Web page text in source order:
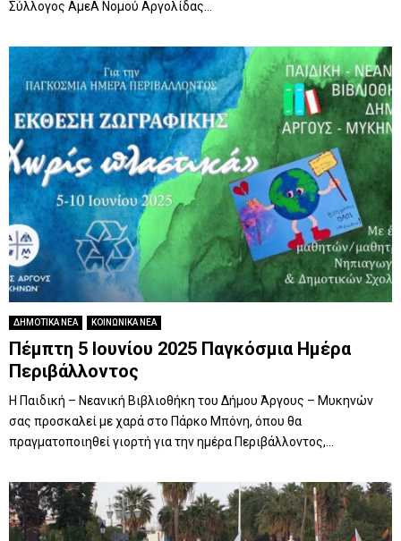
Σύλλογος ΑμεΑ Νομού Αργολίδας...
ΔΗΜΟΤΙΚΑ ΝΕΑ ΚΟΙΝΩΝΙΚΑ ΝΕΑ
Πέμπτη 5 Ιουνίου 2025 Παγκόσμια Ημέρα
Περιβάλλοντος
Η Παιδική – Νεανική Βιβλιοθήκη του Δήμου Άργους – Μυκηνών
σας προσκαλεί με χαρά στο Πάρκο Μπόνη, όπου θα
πραγματοποιηθεί γιορτή για την ημέρα Περιβάλλοντος,...